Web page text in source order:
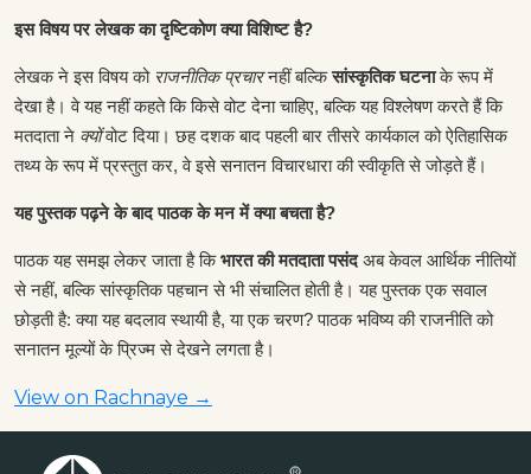
इस विषय पर लेखक का दृष्टिकोण क्या विशिष्ट है?
लेखक ने इस विषय को राजनीतिक प्रचारनहीं बल्किसांस्कृतिक घटनाके रूप में
देखा है। वे यह नहीं कहते कि किसे वोट देना चाहिए, बल्कि यह विश्लेषण करते हैं कि
मतदाता ने क्योंवोट दिया। छह दशक बाद पहली बार तीसरे कार्यकाल को ऐतिहासिक
तथ्य के रूप में प्रस्तुत कर, वे इसे सनातन विचारधारा की स्वीकृति से जोड़ते हैं।
यह पुस्तक पढ़ने के बाद पाठक के मन में क्या बचता है?
पाठक यह समझ लेकर जाता है किभारत की मतदाता पसंदअब केवल आर्थिक नीतियों
से नहीं, बल्कि सांस्कृतिक पहचान से भी संचालित होती है। यह पुस्तक एक सवाल
छोड़ती है: क्या यह बदलाव स्थायी है, या एक चरण? पाठक भविष्य की राजनीति को
सनातन मूल्यों के प्रिज्म से देखने लगता है।
View on Rachnaye →